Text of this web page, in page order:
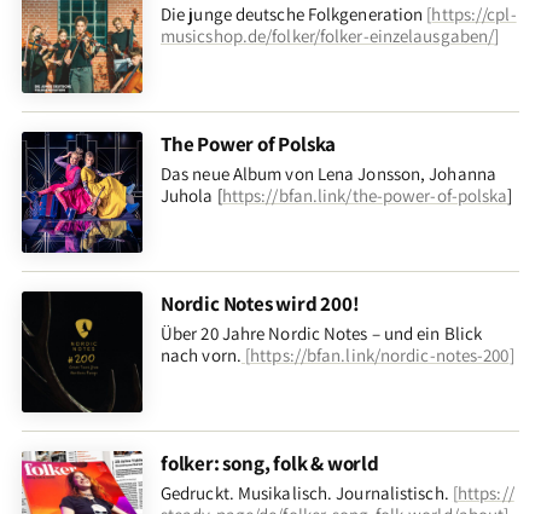
Die junge deutsche Folkgeneration [https://cpl-
musicshop.de/folker/folker-einzelausgaben/]
The Power of Polska
Das neue Album von Lena Jonsson, Johanna
Juhola [https://bfan.link/the-power-of-polska]
Nordic Notes wird 200!
Über 20 Jahre Nordic Notes – und ein Blick
nach vorn. [https://bfan.link/nordic-notes-200]
folker: song, folk & world
Gedruckt. Musikalisch. Journalistisch. [https://